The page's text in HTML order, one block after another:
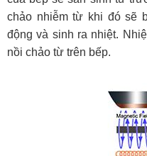
chảo nhiễm từ khi đó sẽ
động và sinh ra nhiệt.
nồi chảo từ trên bếp.